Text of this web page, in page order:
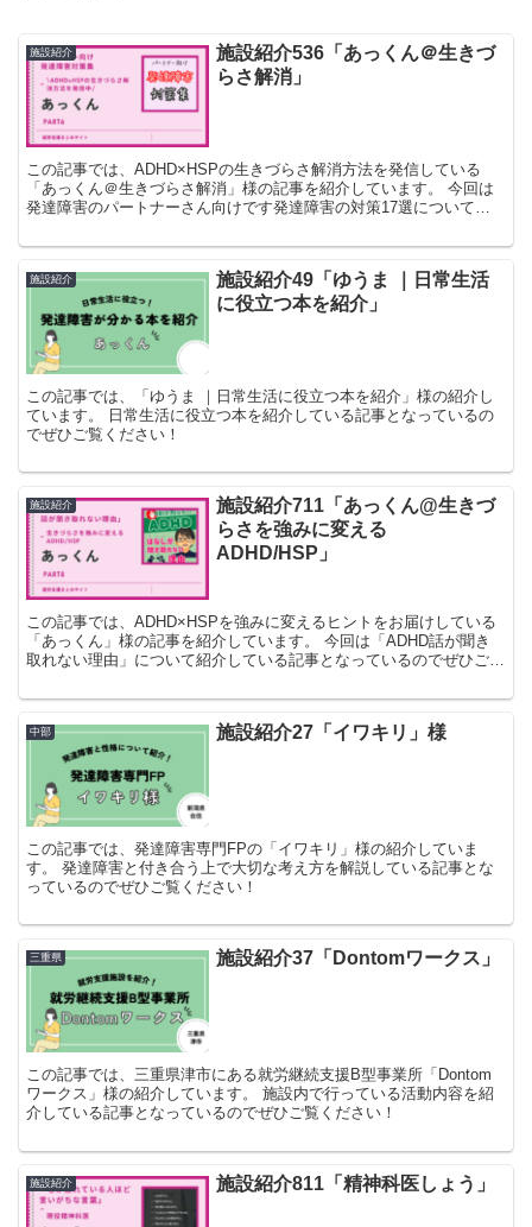
施設紹介
施設紹介536「あっくん＠生きづ
らさ解消」
この記事では、ADHD×HSPの生きづらさ解消方法を発信している
「あっくん＠生きづらさ解消」様の記事を紹介しています。 今回は
発達障害のパートナーさん向けです発達障害の対策17選について紹
施設紹介
施設紹介49「ゆうま ｜日常生活
に役立つ本を紹介」
この記事では、「ゆうま ｜日常生活に役立つ本を紹介」様の紹介し
ています。 日常生活に役立つ本を紹介している記事となっているの
でぜひご覧ください！
施設紹介
施設紹介711「あっくん@生きづ
らさを強みに変える
ADHD/HSP」
この記事では、ADHD×HSPを強みに変えるヒントをお届けしている
「あっくん」様の記事を紹介しています。 今回は「ADHD話が聞き
取れない理由」について紹介している記事となっているのでぜひご覧
中部 施設紹介27「イワキリ」様
この記事では、発達障害専門FPの「イワキリ」様の紹介していま
す。 発達障害と付き合う上で大切な考え方を解説している記事とな
っているのでぜひご覧ください！
三重県 施設紹介37「Dontomワークス」
この記事では、三重県津市にある就労継続支援B型事業所「Dontom
ワークス」様の紹介しています。 施設内で行っている活動内容を紹
介している記事となっているのでぜひご覧ください！
施設紹介 施設紹介811「精神科医しょう」